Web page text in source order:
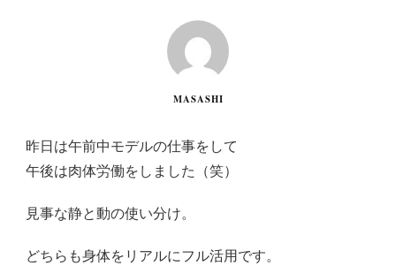
MASASHI
昨日は午前中モデルの仕事をして
午後は肉体労働をしました（笑）
見事な静と動の使い分け。
どちらも身体をリアルにフル活用です。